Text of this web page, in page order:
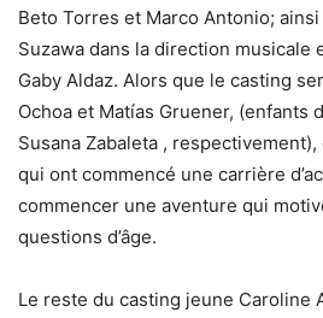
Beto Torres et Marco Antonio;
Suzawa dans la direction musicale
Gaby Aldaz. Alors que le casting
Ochoa et Matías Gruener, (enfants
Susana Zabaleta ,
qui ont commencé une carrière
commencer une aventure qui
questions d’âge.
Le reste du casting jeune Caroline